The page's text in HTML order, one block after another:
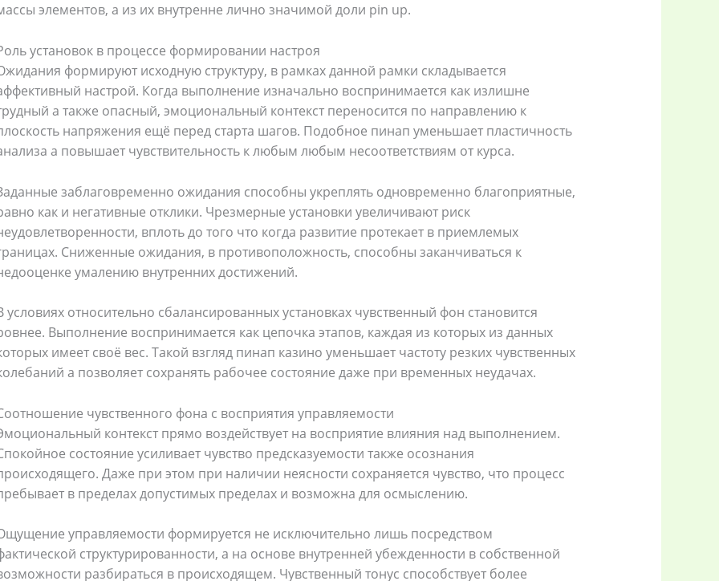
Bathroom Appliances(19)
элементов, а из их внутренне лично значимой доли pin up.
установок в процессе формировании настроя
формируют исходную структуру, в рамках данной рамки складывается
настрой. Когда выполнение изначально воспринимается как излишне
а также опасный, эмоциональный контекст переносится по направлению к
напряжения ещё перед стартa шагов. Подобное пинап уменьшает пластичность
а повышает чувствительность к любым любым несоответствиям от курса.
заблаговременно ожидания способны укреплять одновременно благоприятные,
как и негативные отклики. Чрезмерные установки увеличивают риск
вплоть до того что когда развитие протекает в приемлемых
Сниженные ожидания, в противоположность, способны заканчиваться к
умалению внутренних достижений.
условиях относительно сбалансированных установках чувственный фон становится
Выполнение воспринимается как цепочка этапов, каждая из которых из данных
имеет своё вес. Такой взгляд пинап казино уменьшает частоту резких чувственных
а позволяет сохранять рабочее состояние даже при временных неудачах.
чувственного фона с восприятия управляемости
контекст прямо воздействует на восприятие влияния над выполнением.
состояние усиливает чувство предсказуемости также осознания
Даже при этом при наличии неясности сохраняется чувство, что процесс
в пределах допустимых пределах и возможна для осмыслению.
управляемости формируется не исключительно лишь посредством
структурированности, а на основе внутренней убежденности в собственной
разбираться в происходящем. Чувственный тонус способствует более